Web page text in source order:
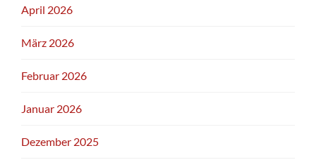
April 2026
März 2026
Februar 2026
Januar 2026
Dezember 2025